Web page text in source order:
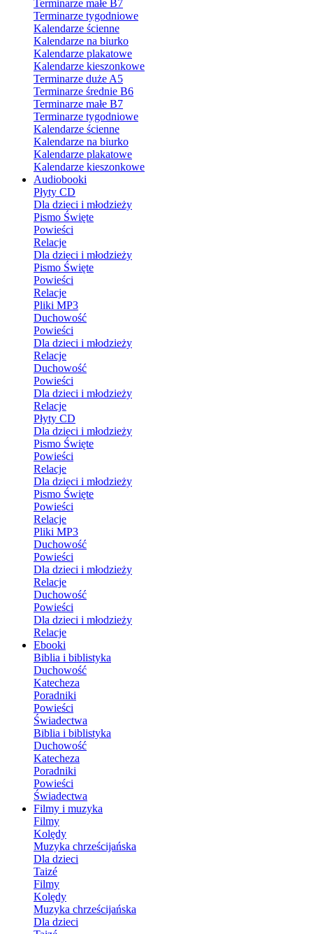
Terminarze małe B7
Terminarze tygodniowe
Kalendarze ścienne
Kalendarze na biurko
Kalendarze plakatowe
Kalendarze kieszonkowe
Terminarze duże A5
Terminarze średnie B6
Terminarze małe B7
Terminarze tygodniowe
Kalendarze ścienne
Kalendarze na biurko
Kalendarze plakatowe
Kalendarze kieszonkowe
Audiobooki
Płyty CD
Dla dzieci i młodzieży
Pismo Święte
Powieści
Relacje
Dla dzieci i młodzieży
Pismo Święte
Powieści
Relacje
Pliki MP3
Duchowość
Powieści
Dla dzieci i młodzieży
Relacje
Duchowość
Powieści
Dla dzieci i młodzieży
Relacje
Płyty CD
Dla dzieci i młodzieży
Pismo Święte
Powieści
Relacje
Dla dzieci i młodzieży
Pismo Święte
Powieści
Relacje
Pliki MP3
Duchowość
Powieści
Dla dzieci i młodzieży
Relacje
Duchowość
Powieści
Dla dzieci i młodzieży
Relacje
Ebooki
Biblia i biblistyka
Duchowość
Katecheza
Poradniki
Powieści
Świadectwa
Biblia i biblistyka
Duchowość
Katecheza
Poradniki
Powieści
Świadectwa
Filmy i muzyka
Filmy
Kolędy
Muzyka chrześcijańska
Dla dzieci
Taizé
Filmy
Kolędy
Muzyka chrześcijańska
Dla dzieci